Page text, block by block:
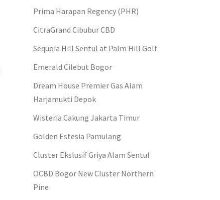
Prima Harapan Regency (PHR)
CitraGrand Cibubur CBD
Sequoia Hill Sentul at Palm Hill Golf
Emerald Cilebut Bogor
Dream House Premier Gas Alam
Harjamukti Depok
Wisteria Cakung Jakarta Timur
Golden Estesia Pamulang
Cluster Ekslusif Griya Alam Sentul
OCBD Bogor New Cluster Northern
Pine